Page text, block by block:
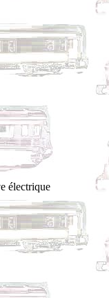
électrique